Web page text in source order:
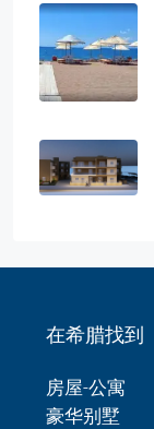
在希腊找到
房屋-公寓
豪华别墅